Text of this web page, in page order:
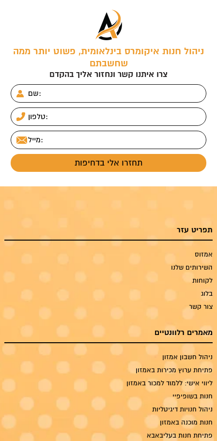
ניהול חנות איקומרס בינלאומית, פשוט יותר ממה
שחשבתם
צרו איתנו קשר ונחזור אליך בהקדם
תפריט עזר
אמזוס
השירותים שלנו
לקוחות
בלוג
צור קשר
מאמרים רלוונטיים
ניהול חשבון אמזון
פתיחת ערוץ מכירות באמזון
ליווי אישי: ללמוד למכור באמזון
חנות בשופיפיי
ניהול חנויות דיגיטליות
חנות מוכנה באמזון
פתיחת חנות בעליבאבא